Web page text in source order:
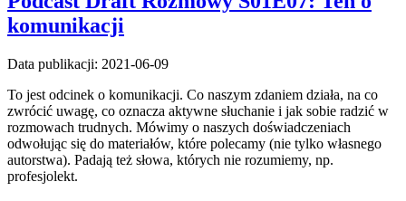
komunikacji
Data publikacji: 2021-06-09
To jest odcinek o komunikacji. Co naszym zdaniem działa, na co
zwrócić uwagę, co oznacza aktywne słuchanie i jak sobie radzić w
rozmowach trudnych. Mówimy o naszych doświadczeniach
odwołując się do materiałów, które polecamy (nie tylko własnego
autorstwa). Padają też słowa, których nie rozumiemy, np.
profesjolekt.